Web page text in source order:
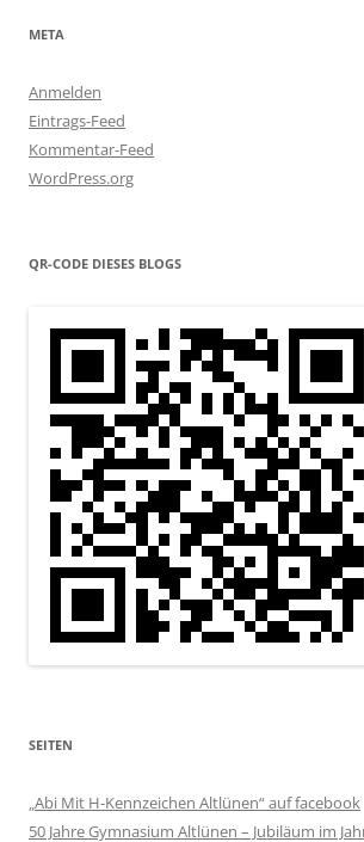
META
Anmelden
Eintrags-Feed
Kommentar-Feed
WordPress.org
QR-CODE DIESES BLOGS
SEITEN
„Abi Mit H-Kennzeichen Altlünen“ auf facebook
50 Jahre Gymnasium Altlünen – Jubiläum im